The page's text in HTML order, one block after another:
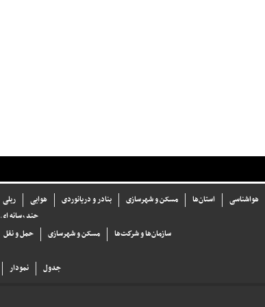
ریلی هوایی بنادر و دریانوردی مسکن و شهرسازی استان‌ها
هواشناسی
چند رسانه ای
حمل و نقل مسکن و شهرسازی سازما‌ن‌ها و شركت‌ها
نمودار جدول